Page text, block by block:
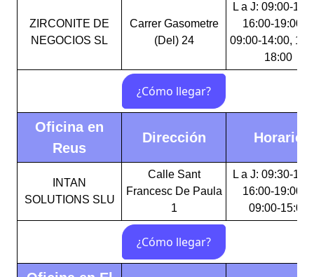
ZIRCONITE DE
NEGOCIOS SL
Carrer Gasometre
(Del) 24
L a J: 09:00-
16:00-19:00 V:
09:00-14:00,
18:00
Oficina en
Reus
Dirección Horario
INTAN
SOLUTIONS SLU
Calle Sant
Francesc De Paula
1
L a J: 09:30-
16:00-19:00 V:
09:00-15:00